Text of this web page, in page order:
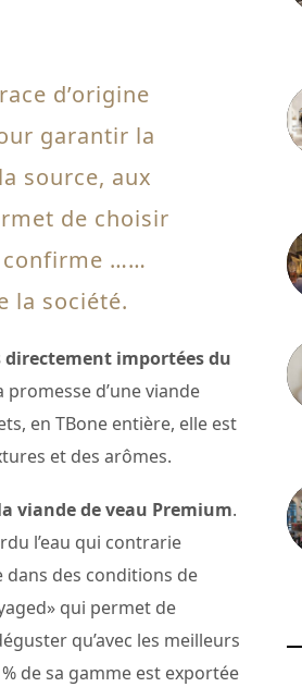
d’origine
garantir la
source, aux
de choisir
confirme ……
la société.
directement importées du
promesse d’une viande
en TBone entière, elle est
et des arômes.
viande de veau Premium.
l’eau qui contrarie
dans des conditions de
qui permet de
qu’avec les meilleurs
de sa gamme est exportée